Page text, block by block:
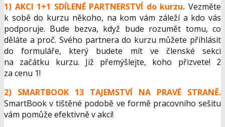
1) AKCI 1+1 SDÍLENÉPARTNERSTVÍ do kurzu.Vezměte
k sobě do kurzu někoho, na kom vám záleží a kdo vás
podporuje. Bude bezva, když bude rozumět tomu, co
děláte a proč. Svého partnera do kurzu můžete přihlásit
do formuláře, který budete mít ve členské sekci
na začátku kurzu. Již přemýšlejte, koho přizvete! 2
za cenu 1!
2) SMARTBOOK 13 TAJEMSTVÍ NA PRAVÉ STRANĚ.
SmartBook v tištěné podobě ve formě pracovního sešitu
vám pomůže efektivně v akci!